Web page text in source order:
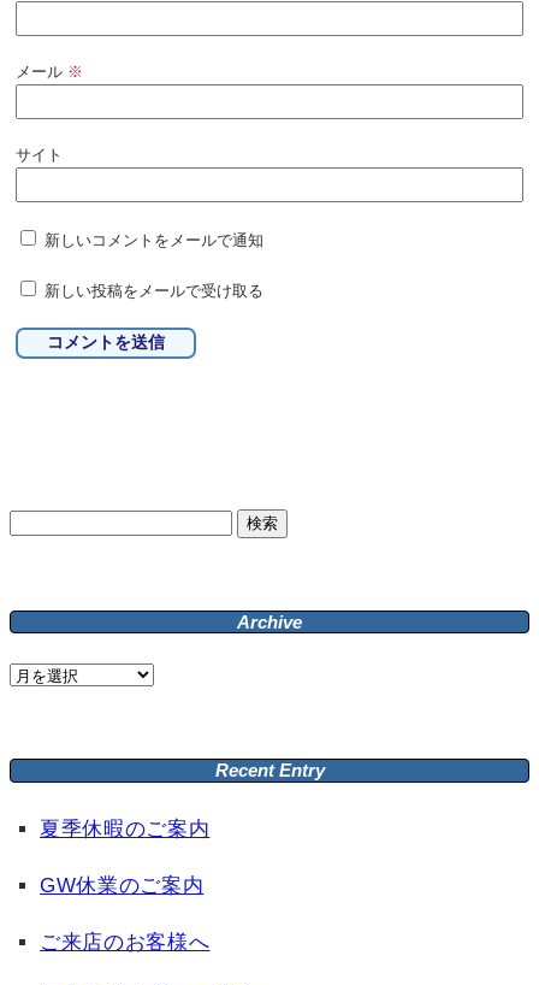
メール ※
サイト
新しいコメントをメールで通知
新しい投稿をメールで受け取る
Archive
Archive
Recent Entry
夏季休暇のご案内
GW休業のご案内
ご来店のお客様へ